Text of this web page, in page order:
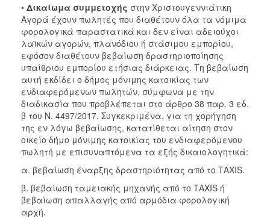
• Δικαίωμα συμμετοχής στην Χριστουγεννιάτικη
Αγορά έχουν πωλητές που διαθέτουν όλα τα νόμιμα
φορολογικά παραστατικά και δεν είναι αδειούχοι
λαϊκών αγορών, πλανόδιου ή στάσιμου εμπορίου,
εφόσον διαθέτουν βεβαίωση δραστηριοποίησης
υπαίθριου εμπορίου ετήσιας διάρκειας. Τη βεβαίωση
αυτή εκδίδει ο δήμος μόνιμης κατοικίας των
ενδιαφερόμενων πωλητών, σύμφωνα με την
διαδικασία που προβλέπεται στο άρθρο 38 παρ. 3 εδ.
β του Ν. 4497/2017. Συγκεκριμένα, για τη χορήγηση
της εν λόγω βεβαίωσης, κατατίθεται αίτηση στον
οικείο δήμο μόνιμης κατοικίας του ενδιαφερόμενου
πωλητή με επισυναπτόμενα τα εξής δικαιολογητικά:
α. βεβαίωση έναρξης δραστηριότητας από το ΤΑΧΙS.
β. βεβαίωση ταμειακής μηχανής από το ΤΑΧΙS ή
βεβαίωση απαλλαγής από αρμόδια φορολογική
αρχή.